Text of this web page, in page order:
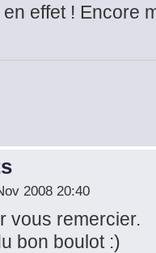
effet ! Encore
2008 20:40
vous remercier.
bon boulot :)